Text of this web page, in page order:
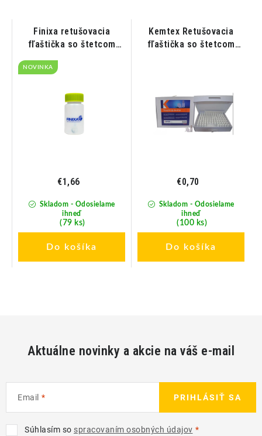
Finixa retušovacia
fľaštička so štetcom
NOVINKA
Skladom - Odosielame
ihneď
(79 ks)
€1,66
Do košíka
Kemtex Retušovacia
fľaštička so štetcom
Skladom - Odosielame
ihneď
(100 ks)
€0,70
Do košíka
Aktuálne novinky a akcie na váš e-mail
Email
Súhlasím so spracovaním osobných údajov
PRIHLÁSIŤ SA